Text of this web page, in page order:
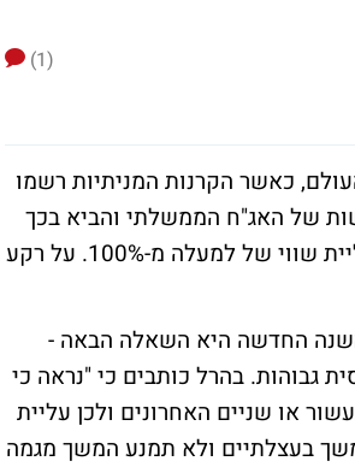
(1)
הקרנות המניתיות רשמו
של האג"ח הממשלתי והביא בכך
את התשואה על אג"ח עשר שנים למעל 3%, וחברות רבות רשמו עליית שווי של למעלה מ-100%. על רקע
השנה החדשה היא השאלה הבאה -
גבוהות. בהרל כותבים כי "נראה כי
או שניים האחרונים ולכן עליית
בעצלתיים ולא תמנע המשך מגמה